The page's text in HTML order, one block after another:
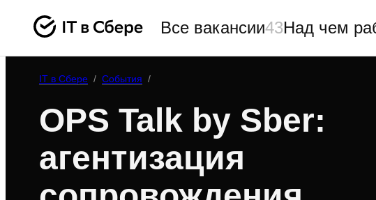
Все вакансии43Над чем
IT в Сбере / События /
OPS Talk by Sber:
агентизация